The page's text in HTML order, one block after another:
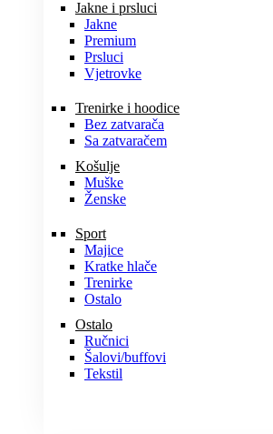
Jakne i prsluci
Jakne
Premium
Prsluci
Vjetrovke
Trenirke i hoodice
Bez zatvarača
Sa zatvaračem
Košulje
Muške
Ženske
Sport
Majice
Kratke hlače
Trenirke
Ostalo
Ostalo
Ručnici
Šalovi/buffovi
Tekstil